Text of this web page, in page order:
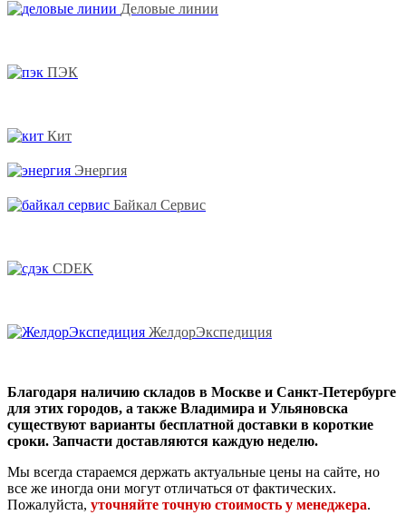
Деловые линии
ПЭК
Кит
Энергия
Байкал Сервис
CDEK
ЖелдорЭкспедиция
Благодаря наличию складов в Москве и Санкт-Петербурге
для этих городов, а также Владимира и Ульяновска
существуют варианты бесплатной доставки в короткие
сроки. Запчасти доставляются каждую неделю.
Мы всегда стараемся держать актуальные цены на сайте, но
все же иногда они могут отличаться от фактических.
Пожалуйста, уточняйте точную стоимость у менеджера.